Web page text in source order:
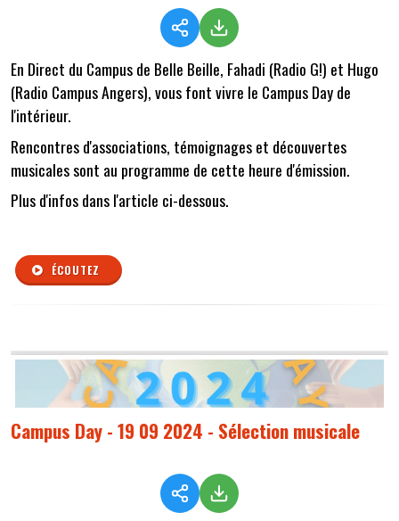
En Direct du Campus de Belle Beille, Fahadi (Radio G!) et Hugo
(Radio Campus Angers), vous font vivre le Campus Day de
l'intérieur.
Rencontres d'associations, témoignages et découvertes
musicales sont au programme de cette heure d'émission.
Plus d'infos dans l'article ci-dessous.
ÉCOUTEZ
Campus Day - 19 09 2024 - Sélection musicale